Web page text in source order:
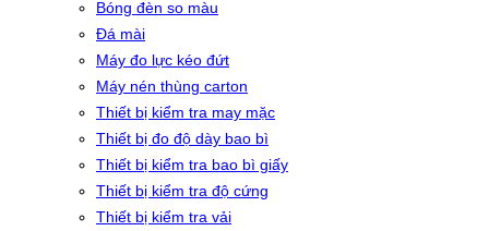
Bóng đèn so màu
Đá mài
Máy đo lực kéo đứt
Máy nén thùng carton
Thiết bị kiểm tra may mặc
Thiết bị đo độ dày bao bì
Thiết bị kiểm tra bao bì giấy
Thiết bị kiểm tra độ cứng
Thiết bị kiểm tra vải